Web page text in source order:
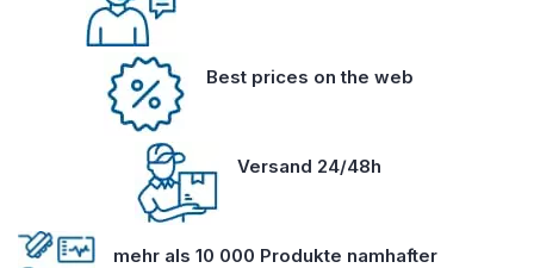
Best prices on the web
Versand 24/48h
mehr als 10 000 Produkte namhafter